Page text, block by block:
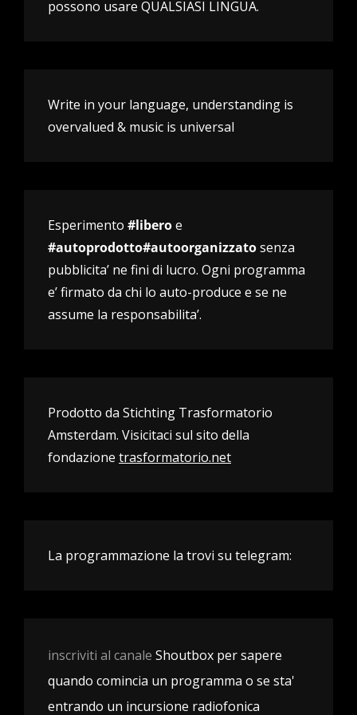
possono usare QUALSIASI LINGUA.
Write in your language, understanding is
overvalued & music is universal
Esperimento #liberoe
#autoprodotto#autoorganizzatosenza
pubblicita’ ne fini di lucro. Ogni programma
e’ firmato da chi lo auto-produce e se ne
assume la responsabilita’.
Prodotto da Stichting Trasformatorio
Amsterdam. Visicitaci sul sito della
fondazione trasformatorio.net
La programmazione la trovi su telegram:
inscriviti al canale Shoutbox per sapere
quando comincia un programma o se sta'
entrando un incursione radiofonica